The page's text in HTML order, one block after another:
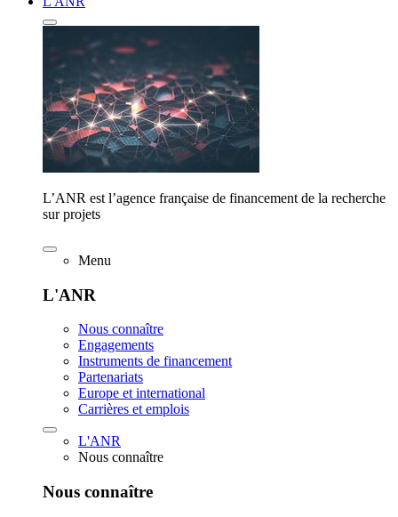
L’ANR est l’agence française de financement de la recherche
sur projets
Menu
L'ANR
Nous connaître
Engagements
Instruments de financement
Partenariats
Europe et international
Carrières et emplois
L'ANR
Nous connaître
Nous connaître